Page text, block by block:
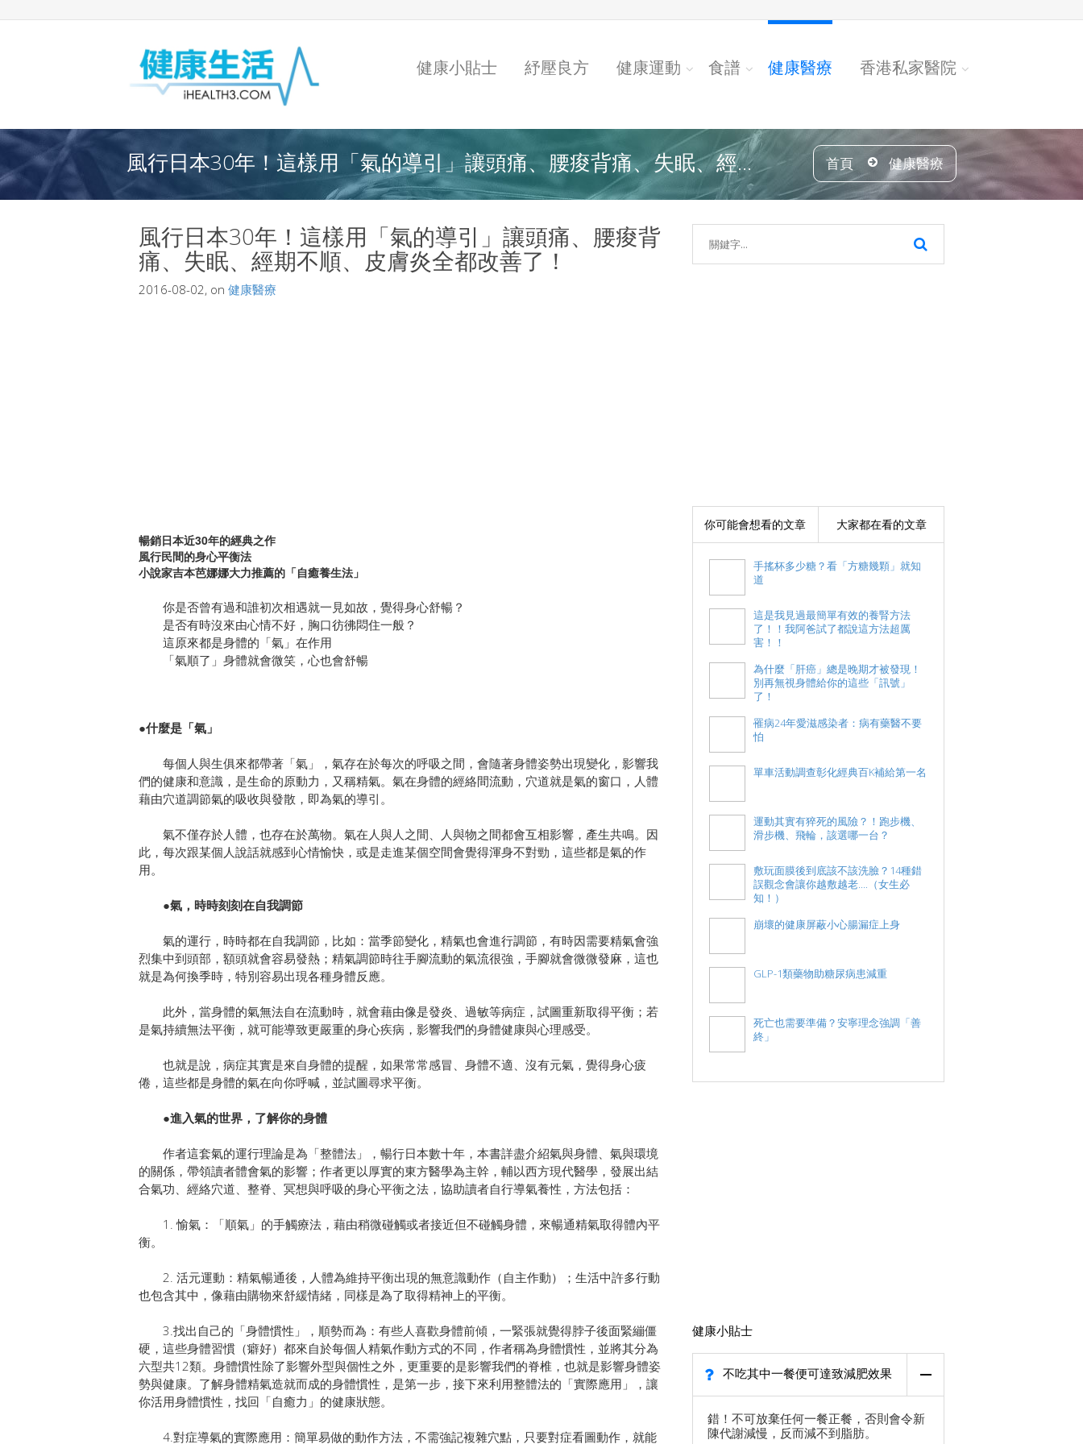
健康小貼士 紓壓良方 健康運動 食譜 健康醫療 香港私家醫院
風行日本30年！這樣用「氣的導引」讓頭痛、腰痠背痛、失眠、經... 首頁 健康醫療
風行日本30年！這樣用「氣的導引」讓頭痛、腰痠背
痛、失眠、經期不順、皮膚炎全都改善了！
2016-08-02, on 健康醫療
暢銷日本近30年的經典之作
風行民間的身心平衡法
小說家吉本芭娜娜大力推薦的「自癒養生法」
你是否曾有過和誰初次相遇就一見如故，覺得身心舒暢？
是否有時沒來由心情不好，胸口彷彿悶住一般？
這原來都是身體的「氣」在作用
「氣順了」身體就會微笑，心也會舒暢
●什麼是「氣」
每個人與生俱來都帶著「氣」，氣存在於每次的呼吸之間，會隨著身體姿勢出現變化，影響我
們的健康和意識，是生命的原動力，又稱精氣。氣在身體的經絡間流動，穴道就是氣的窗口，人體
藉由穴道調節氣的吸收與發散，即為氣的導引。
氣不僅存於人體，也存在於萬物。氣在人與人之間、人與物之間都會互相影響，產生共鳴。因
此，每次跟某個人說話就感到心情愉快，或是走進某個空間會覺得渾身不對勁，這些都是氣的作
用。
●氣，時時刻刻在自我調節
氣的運行，時時都在自我調節，比如：當季節變化，精氣也會進行調節，有時因需要精氣會強
烈集中到頭部，額頭就會容易發熱；精氣調節時往手腳流動的氣流很強，手腳就會微微發麻，這也
就是為何換季時，特別容易出現各種身體反應。
此外，當身體的氣無法自在流動時，就會藉由像是發炎、過敏等病症，試圖重新取得平衡；若
是氣持續無法平衡，就可能導致更嚴重的身心疾病，影響我們的身體健康與心理感受。
也就是說，病症其實是來自身體的提醒，如果常常感冒、身體不適、沒有元氣，覺得身心疲
倦，這些都是身體的氣在向你呼喊，並試圖尋求平衡。
●進入氣的世界，了解你的身體
作者這套氣的運行理論是為「整體法」，暢行日本數十年，本書詳盡介紹氣與身體、氣與環境
的關係，帶領讀者體會氣的影響；作者更以厚實的東方醫學為主幹，輔以西方現代醫學，發展出結
合氣功、經絡穴道、整脊、冥想與呼吸的身心平衡之法，協助讀者自行導氣養性，方法包括：
1. 愉氣：「順氣」的手觸療法，藉由稍微碰觸或者接近但不碰觸身體，來暢通精氣取得體內平
衡。
2. 活元運動：精氣暢通後，人體為維持平衡出現的無意識動作（自主作動）；生活中許多行動
也包含其中，像藉由購物來舒緩情緒，同樣是為了取得精神上的平衡。
3.找出自己的「身體慣性」，順勢而為：有些人喜歡身體前傾，一緊張就覺得脖子後面緊繃僵
硬，這些身體習慣（癖好）都來自於每個人精氣作動方式的不同，作者稱為身體慣性，並將其分為
六型共12類。身體慣性除了影響外型與個性之外，更重要的是影響我們的脊椎，也就是影響身體姿
勢與健康。了解身體精氣造就而成的身體慣性，是第一步，接下來利用整體法的「實際應用」，讓
你活用身體慣性，找回「自癒力」的健康狀態。
4.對症導氣的實際應用：簡單易做的動作方法，不需強記複雜穴點，只要對症看圖動作，就能
你可能會想看的文章 大家都在看的文章
手搖杯多少糖？看「方糖幾顆」就知
道
這是我見過最簡單有效的養腎方法
了！！我阿爸試了都說這方法超厲
害！！
為什麼「肝癌」總是晚期才被發現！
別再無視身體給你的這些「訊號」
了！
罹病24年愛滋感染者：病有藥醫不要
怕
單車活動調查彰化經典百K補給第一名
運動其實有猝死的風險？！跑步機、
滑步機、飛輪，該選哪一台？
敷玩面膜後到底該不該洗臉？14種錯
誤觀念會讓你越敷越老....（女生必
知！）
崩壞的健康屏蔽小心腸漏症上身
GLP-1類藥物助糖尿病患減重
死亡也需要準備？安寧理念強調「善
終」
健康小貼士
不吃其中一餐便可達致減肥效果
錯！不可放棄任何一餐正餐，否則會令新
陳代謝減慢，反而減不到脂肪。